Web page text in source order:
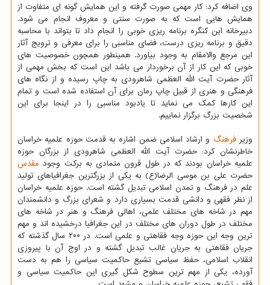
وی اضافه کرد: کار مهمی صورت گرفته و این همایش گونه ای متفاوت از
همایش هایی است که به صورت سنتی و معروف انجام می شود.
دبیرخانه این کنگره برنامه ریزی خوبی را انجام داد تا بتواند با محاسبه
دقیق و برنامه ریزی درست، فضای مناسبی را برای معرفی و ترویج آثار
این مرجع والامقام به وجود بیاورد. همینطور همچون خصوصیت های
خوبی که این کار از آن برخوردار می باشد این است که بخش مهمی از
آثار حضرت آیت الله العظمی شاهرودی به چاپ رسیده و از نگاه های
فرهنگی و هنری از قبیل چاپ رمان برای آن استفاده شده است و تمام
این کارها کمک می نماید تا یادبود مناسبی را در اینجا برای این
شخصیت بزرگ برگزار نماییم.
وزیرفرهنگ و ارشاد اسلامی ضمن اشاره به قدمت حوزه علمیه خراسان
خاطرنشان کرد: حضرت آیت الله العظمی شاهرودی از بزرگان حوزه
علمیه خراسان بودند که در طول قرون متمادی به برکت وجود مقدس
حضرت علی بن موسی الرضا(ع) به یکی از بزرگترین جغرافیاهای تولید
علم در فرهنگ و تمدن اسلامی تبدیل گشته است. حوزه علمیه خراسان
از نظر فقهی و دانشی قدمت بسیاری دارد و شعرای بزرگ و دانشمندان
مهم در شاخه های مختلف علمی، اهالی فرهنگ و هنر در شاخه های
مختلف در طول دوران های مختلف در این جغرافیا درخشیده اند و مهم
ترین وجه این حوزه وجه فقاهتی و علمی است. در ۲۰۰ سال گذشته که
جریان فقاهتی به جریان غالب تبدیل گشته و در اوج آن با پیروزی
انقلاب اسلامی، حفظ سیاسی تشیع حاکمیت سیاسی را هم به دست
آورده، یکی از مهم ترین سطوح شکل گیری این حاکمیت سیاسی و